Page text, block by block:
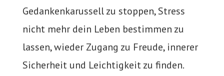
Gedankenkarussell zu stoppen, Stress
nicht mehr dein Leben bestimmen zu
lassen, wieder Zugang zu Freude, innerer
Sicherheit und Leichtigkeit zu finden.